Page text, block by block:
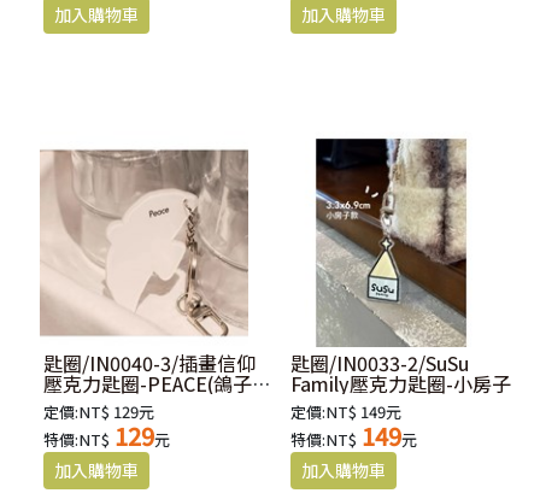
匙圈/IN0040-3/插畫信仰
壓克力匙圈-PEACE(鴿子
白)
定價:NT$ 129元
特價:NT$ 129元
匙圈/IN0033-2/SuSu
Family壓克力匙圈-小房子
定價:NT$ 149元
特價:NT$ 149元